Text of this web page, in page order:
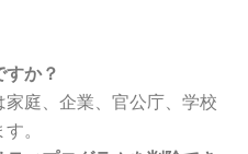
か？
庭、企業、官公庁、学校
。